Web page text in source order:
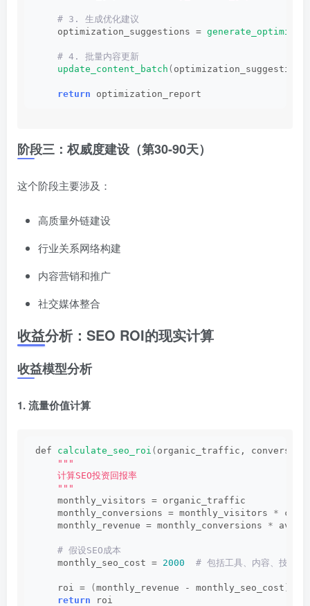
# 3. 生成优化建议
    optimization_suggestions =
# 4. 批量内容更新
update_content_batch ( optimization_suggestions
return optimization_report
阶段三：权威度建设（第30-90天）
这个阶段主要涉及：
高质量外链建设
行业关系网络构建
内容营销和推广
社交媒体整合
收益分析：SEO ROI的现实计算
收益模型分析
1. 流量价值计算
def calculate_seo_roi ( organic_traffic,
"" "
    计算SEO投资回报率
    "
""
    monthly_visitors = organic_traffic
    monthly_conversions = monthly_visitors
*
    monthly_revenue = monthly_conversions
*
# 假设SEO成本
    monthly_seo_cost =
2000 # 包括工具、内容、技术优
    roi =
(monthly_revenue - monthly_seo_cost )
return roi